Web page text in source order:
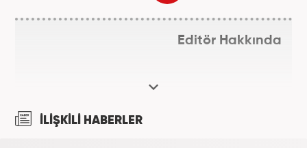
Editör Hakkında
İLİŞKİLİ HABERLER